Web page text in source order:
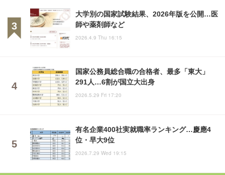
大学別の国家試験結果、2026年版を公開…医
師や薬剤師など
2026.4.9 Thu 16:15
国家公務員総合職の合格者、最多「東大」
291人…6割が国立大出身
2026.5.29 Fri 17:20
有名企業400社実就職率ランキング…慶應4
位・早大9位
2026.7.29 Wed 19:15